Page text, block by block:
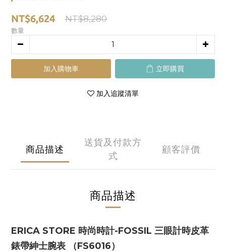
NT$6,624 NT$8,280
數量
加入購物車 立即購買
加入追蹤清單
商品描述
送貨及付款方
式
顧客評價
商品描述
ERICA STORE 時尚時計-FOSSIL 三眼計時皮革
錶帶紳士腕表 （FS6016）